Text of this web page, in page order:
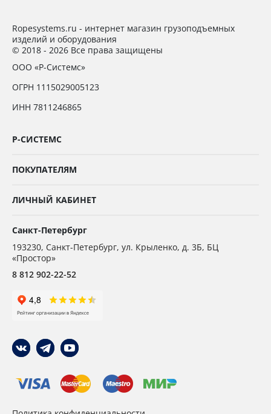
Ropesystems.ru - интернет магазин грузоподъемных
изделий и оборудования
© 2018 - 2026 Все права защищены
ООО «Р-Системс»
ОГРН 1115029005123
ИНН 7811246865
Р-СИСТЕМС
ПОКУПАТЕЛЯМ
ЛИЧНЫЙ КАБИНЕТ
Санкт-Петербург
193230, Санкт-Петербург, ул. Крыленко, д. 3Б, БЦ
«Простор»
8 812 902-22-52